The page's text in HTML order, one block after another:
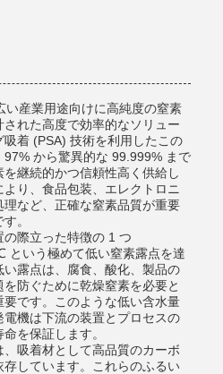
い産業用途向けに高純度の窒素
れた高度で効率的なソリュー
着 (PSA) 技術を利用したこの
97% から驚異的な 99.999% まで
継続的かつ信頼性高く供給し
り、食品包装、エレクトロニ
など、正確な窒素品質が重要
。
際立った特徴の 1 つ
いう極めて低い窒素露点を達
露点は、腐食、酸化、製品の
防ぐために乾燥窒素を必要と
です。このような低い含水量
機は下流の装置とプロセスの
を保証します。
吸着材として高品質のカーボ
しています。これらのふるい